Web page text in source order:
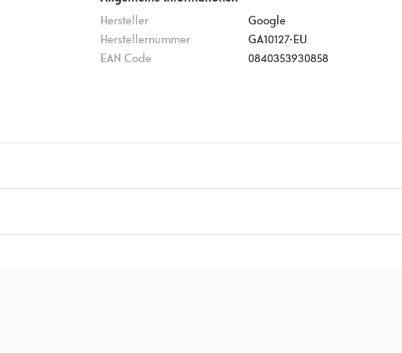
Nachhaltigkeit in einem kompakten, stilvollen Design. Die
Hersteller
Google
Herstellernummer
GA10127-EU
EAN Code
0840353930858
vier Größen (XS, S, M, L), Kurzanleitung